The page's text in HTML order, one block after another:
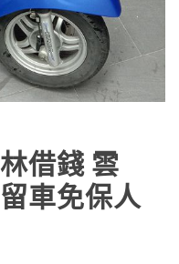
借錢 雲
車免保人